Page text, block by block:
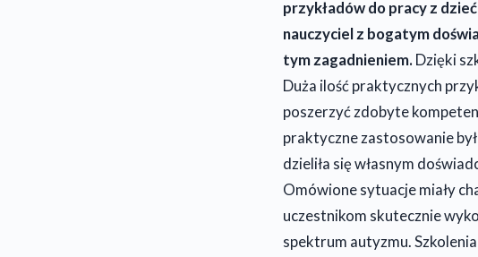
przykładów do pracy z
nauczyciel z bogatym
tym zagadnieniem. Dzięki
Duża ilość praktycznych
poszerzyć zdobyte
praktyczne zastosowanie
dzieliła się własnym
Omówione sytuacje miały
uczestnikom skutecznie
spektrum autyzmu.